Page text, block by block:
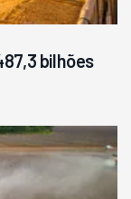
bilhões